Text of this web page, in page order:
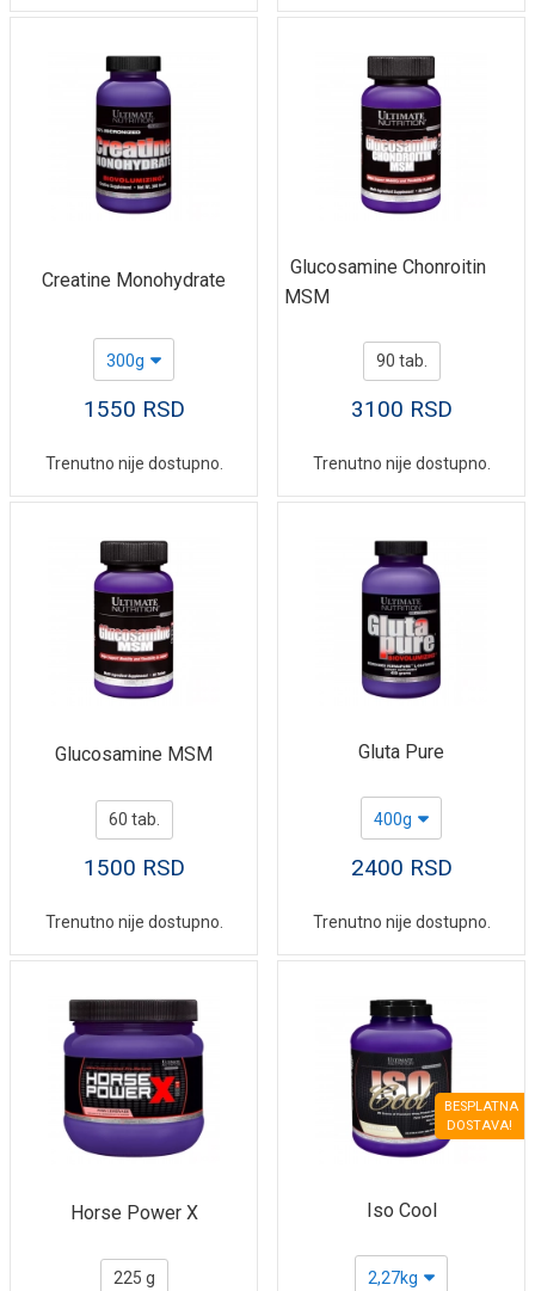
Creatine Monohydrate
300g
1550 RSD
Trenutno nije dostupno.
Glucosamine Chonroitin
MSM
90 tab.
3100 RSD
Trenutno nije dostupno.
Glucosamine MSM
60 tab.
1500 RSD
Trenutno nije dostupno.
Gluta Pure
400g
2400 RSD
Trenutno nije dostupno.
Horse Power X
225 g
BESPLATNA
DOSTAVA!
Iso Cool
2,27kg